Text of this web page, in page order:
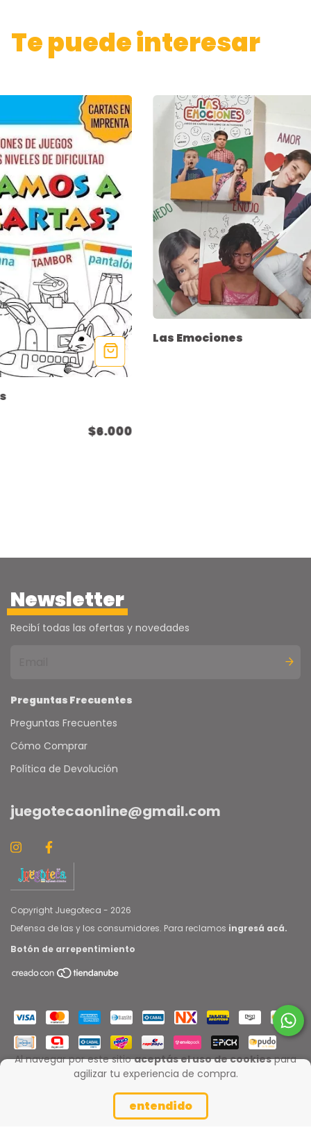
Al navegar por este sitioaceptás el uso de cookiespara
agilizar tu experiencia de compra.
entendido
Te puede interesar
$6.000
Las Emociones
Newsletter
Recibí todas las ofertas y novedades
Preguntas Frecuentes
Preguntas Frecuentes
Cómo Comprar
Política de Devolución
juegotecaonline@gmail.com
Copyright Juegoteca - 2026
Defensa de las y los consumidores. Para reclamos ingresá acá.
Botón de arrepentimiento